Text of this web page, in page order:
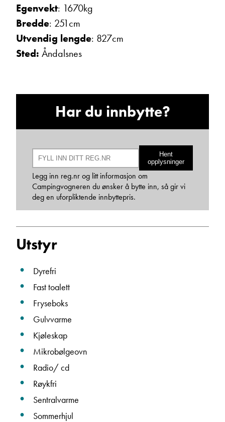
Ta kontakt
Hva gjelder det?
E-post
Beskrivelse
Denne siden er beskyttet av reCAPTCHA og Google
Personvernerklæring
Egenvekt: 1670kg
Bredde: 251cm
Utvendig lengde: 827cm
Sted: Åndalsnes
Har du innbytte?
Hent
opplysninger
Legg inn reg.nr og litt informasjon om
Campingvogneren du ønsker å bytte inn, så gir vi
deg en uforpliktende innbyttepris.
Utstyr
Dyrefri
Fast toalett
Fryseboks
Gulvvarme
Kjøleskap
Mikrobølgeovn
Radio/ cd
Røykfri
Sentralvarme
Sommerhjul